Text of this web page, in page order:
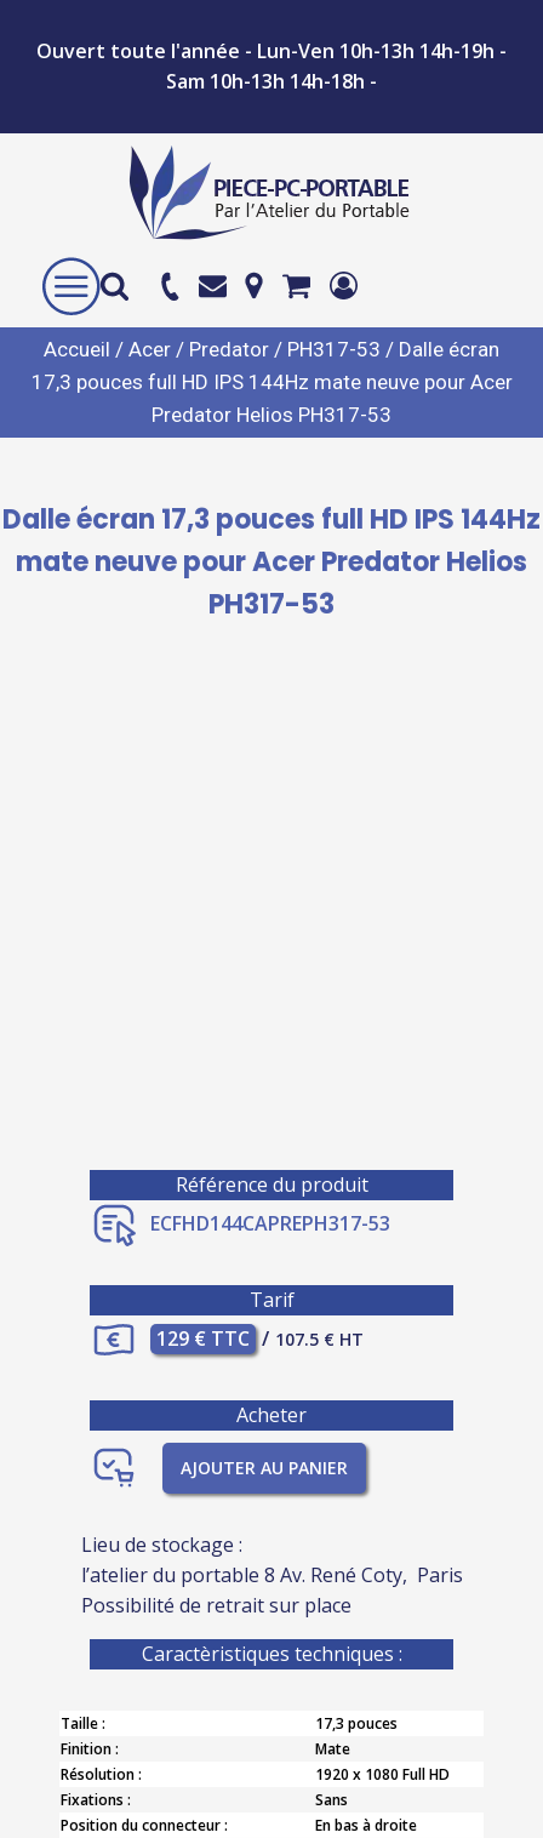
Ouvert toute l'année - Lun-Ven 10h-13h 14h-19h -
Sam 10h-13h 14h-18h -
Accueil / Acer / Predator / PH317-53 / Dalle écran
17,3 pouces full HD IPS 144Hz mate neuve pour Acer
Predator Helios PH317-53
Dalle écran 17,3 pouces full HD IPS 144Hz
mate neuve pour Acer Predator Helios
PH317-53
Référence du produit
ECFHD144CAPREPH317-53
Tarif
129 € TTC / 107.5 € HT
Acheter
AJOUTER AU PANIER
Lieu de stockage :
l’atelier du portable 8 Av. René Coty, Paris
Possibilité de retrait sur place
Caractèristiques techniques :
Taille :
17,3 pouces
Finition :
Mate
Résolution :
1920 x 1080 Full HD
Fixations :
Sans
Position du connecteur :
En bas à droite